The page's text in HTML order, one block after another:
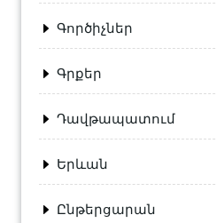
Գործիչներ
Գրքեր
Դավթապատում
Երևան
Ընթերցարան